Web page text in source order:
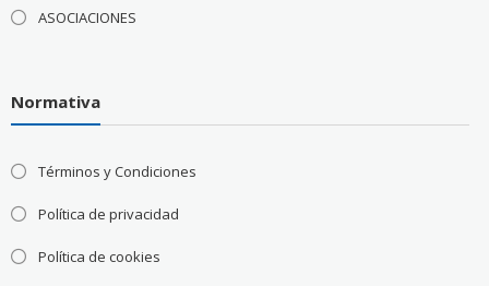
ASOCIACIONES
Normativa
Términos y Condiciones
Política de privacidad
Política de cookies